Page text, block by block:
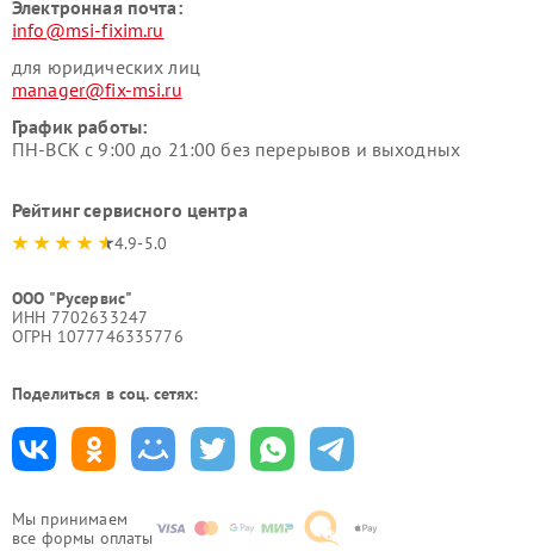
Мы принимаем
все формы оплаты
Электронная почта:
info@msi-fixim.ru
для юридических лиц
manager@fix-msi.ru
График работы:
ПН-ВСК с 9:00 до 21:00 без перерывов и выходных
Рейтинг сервисного центра
4.9-5.0
ООО "Русервис"
ИНН 7702633247
ОГРН 1077746335776
Поделиться в соц. сетях: